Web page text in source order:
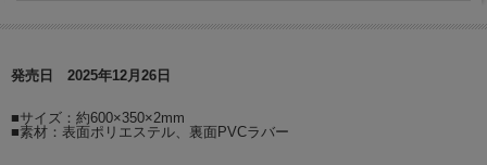
発売日 2025年12月26日
■サイズ：約600×350×2mm
■素材：表面ポリエステル、裏面PVCラバー